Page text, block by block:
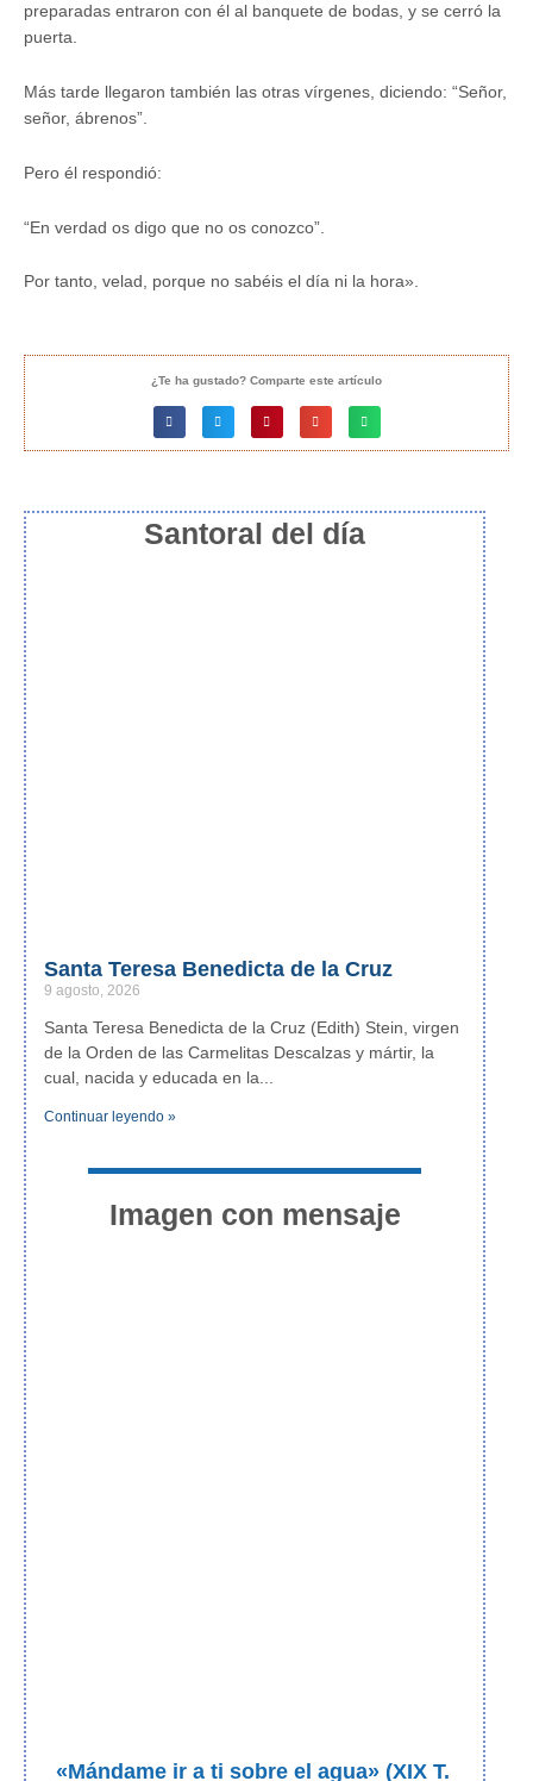
preparadas entraron con él al banquete de bodas, y se cerró la
puerta.
Más tarde llegaron también las otras vírgenes, diciendo: “Señor,
señor, ábrenos”.
Pero él respondió:
“En verdad os digo que no os conozco”.
Por tanto, velad, porque no sabéis el día ni la hora».
¿Te ha gustado? Comparte este artículo
Santoral del día
Santa Teresa Benedicta de la Cruz
9 agosto, 2026
Santa Teresa Benedicta de la Cruz (Edith) Stein, virgen
de la Orden de las Carmelitas Descalzas y mártir, la
cual, nacida y educada en la
Continuar leyendo »
Imagen con mensaje
«Mándame ir a ti sobre el agua» (XIX T.